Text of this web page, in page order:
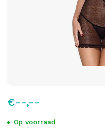
€--,--
Op voorraad